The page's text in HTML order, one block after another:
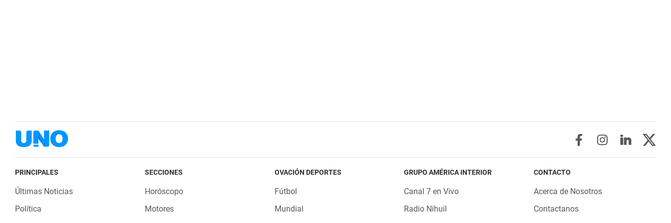
PRINCIPALES
Últimas Noticias
Política
SECCIONES
Horóscopo
Motores
OVACIÓN DEPORTES
Fútbol
Mundial
GRUPO AMÉRICA INTERIOR
Canal 7 en Vivo
Radio Nihuil
CONTACTO
Acerca de Nosotros
Contactanos